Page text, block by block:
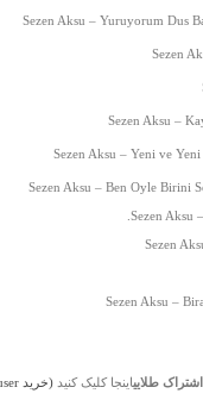
اشتراک طلاییاینجا کلیک کنید (خرید user و pass )